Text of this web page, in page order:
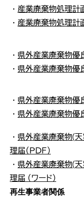
・ 産業廃棄物処理計画
・ 産業廃棄物処理計画
・ 県外産業廃棄物優
・ 県外産業廃棄物優
・ 県外産業廃棄物優
・ 県外産業廃棄物優
・ 県外産業廃棄物(
理届（ＰＤＦ）
・ 県外産業廃棄物(
理届 （ワード）
再生事業者関係